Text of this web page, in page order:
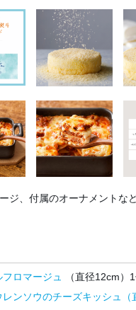
ジ、付属のオーナメントな
フロマージュ
（直径12cm）
ンソウのチーズキッシュ（